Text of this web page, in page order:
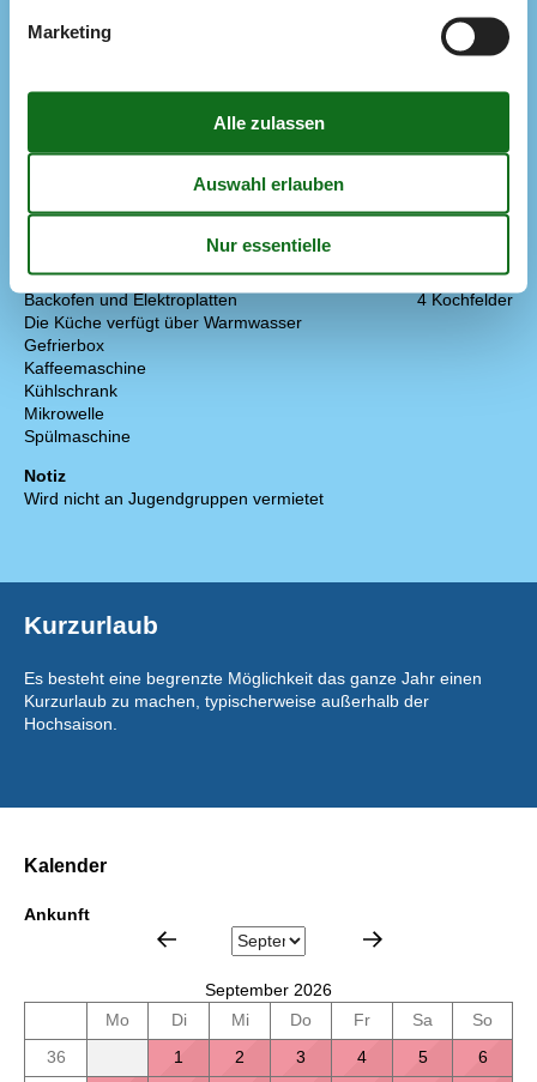
2 km
Fahrradverleih
1,2 km
800 m
Konzepte
Rauchfreies Haus
Abzugshaube
Backofen und Elektroplatten
4 Kochfelder
Die Küche verfügt über Warmwasser
Gefrierbox
Kaffeemaschine
Kühlschrank
Mikrowelle
Spülmaschine
Notiz
Wird nicht an Jugendgruppen vermietet
Kurzurlaub
Es besteht eine begrenzte Möglichkeit das ganze Jahr einen
Kurzurlaub zu machen, typischerweise außerhalb der
Hochsaison.
Kalender
Ankunft
September 2026
Mo
Di Mi Do Fr Sa
So
36
1 2 3 4 5
6
Marketing